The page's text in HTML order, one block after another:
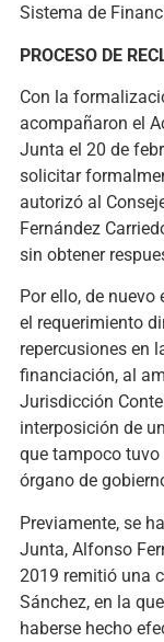
Sistema de
PROCESO DE
Con la
acompañaron el
Junta el 20 de
solicitar
autorizó al
Fernández
sin obtener
Por ello, de
el requerimiento
repercusiones en
financiación, al
Jurisdicción
interposición de
que tampoco
órgano de
Previamente, se
Junta, Alfonso
2019 remitió una
Sánchez, en la
haberse hecho